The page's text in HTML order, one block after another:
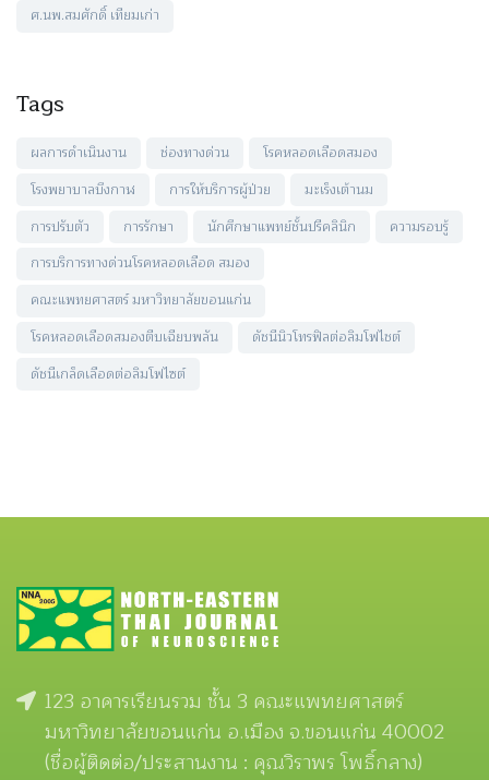
ศ.นพ.สมศักดิ์ เทียมเก่า
Tags
ผลการดำเนินงาน ช่องทางด่วน
โรคหลอดเลือดสมอง
โรงพยาบาลบึงกาฬ
การให้บริการผู้ป่วย
มะเร็งเต้านม
การปรับตัว
การรักษา นักศึกษาแพทย์ชั้นปรีคลินิก
ความรอบรู้
การบริการทางด่วนโรคหลอดเลือด สมอง
คณะแพทยศาสตร์ มหาวิทยาลัยขอนแก่น
โรคหลอดเลือดสมองตีบเฉียบพลัน
ดัชนีนิวโทรฟิลต่อลิมโฟไชต์
ดัชนีเกล็ดเลือดต่อลิมโฟไซต์
123 อาคารเรียนรวม ชั้น 3 คณะแพทยศาสตร์
มหาวิทยาลัยขอนแก่น อ.เมือง จ.ขอนแก่น 40002
(ชื่อผู้ติดต่อ/ประสานงาน : คุณวิราพร โพธิ์กลาง)